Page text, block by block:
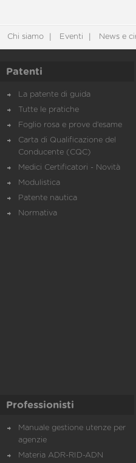
Chi siamo Eventi News e
Patenti
La patente di guida
Tutte le pratiche
Foglio rosa e prove d’esame
Carta di Qualificazione del
Conducente (CQC)
Medici Certificatori - Novità
Modulistica
Patente nautica
Normativa
Professionisti
Manuale gestione utenze per
agenzie
Materia ADR-RID-ADN